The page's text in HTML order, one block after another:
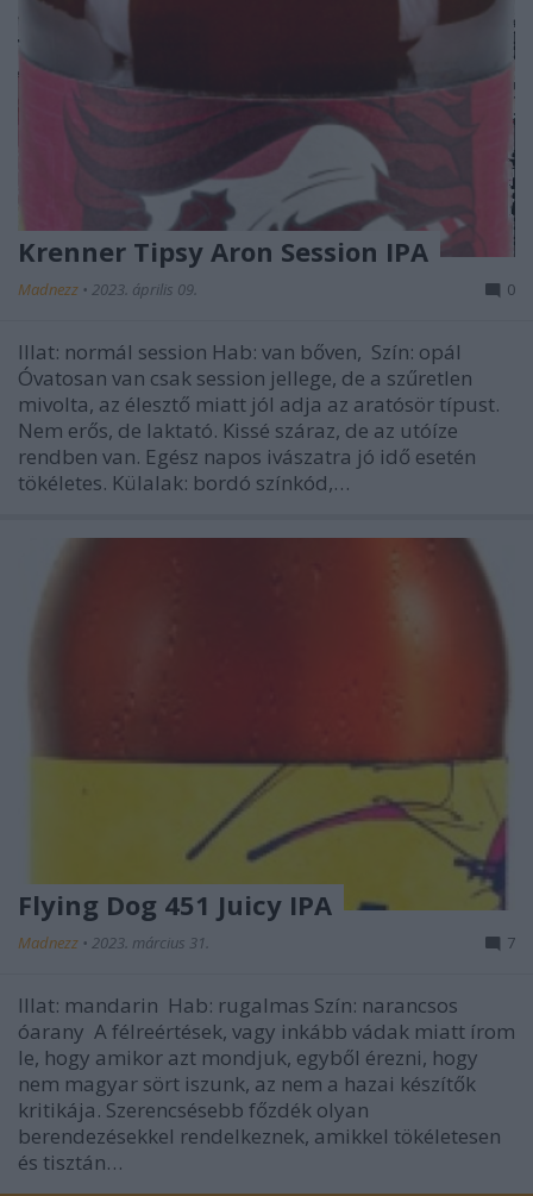
Krenner Tipsy Aron Session IPA
Madnezz • 2023. április 09. 0
Illat: normál session Hab: van bőven, Szín: opál
Óvatosan van csak session jellege, de a szűretlen
mivolta, az élesztő miatt jól adja az aratósör típust.
Nem erős, de laktató. Kissé száraz, de az utóíze
rendben van. Egész napos ivászatra jó idő esetén
tökéletes. Külalak: bordó színkód,…
Flying Dog 451 Juicy IPA
Madnezz • 2023. március 31. 7
Illat: mandarin Hab: rugalmas Szín: narancsos
óarany A félreértések, vagy inkább vádak miatt írom
le, hogy amikor azt mondjuk, egyből érezni, hogy
nem magyar sört iszunk, az nem a hazai készítők
kritikája. Szerencsésebb főzdék olyan
berendezésekkel rendelkeznek, amikkel tökéletesen
és tisztán…